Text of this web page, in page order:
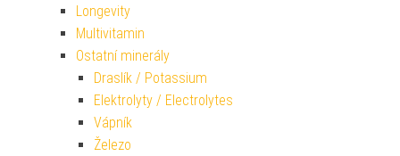
Longevity
Multivitamin
Ostatní minerály
Draslík / Potassium
Elektrolyty / Electrolytes
Vápník
Železo